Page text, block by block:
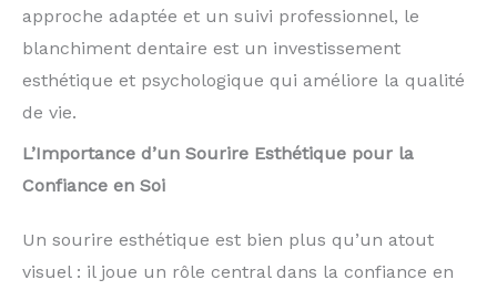
approche adaptée et un suivi professionnel, le
blanchiment dentaire est un investissement
esthétique et psychologique qui améliore la qualité
de vie.
L’Importance d’un Sourire Esthétique pour la
Confiance en Soi
Un sourire esthétique est bien plus qu’un atout
visuel : il joue un rôle central dans la confiance en